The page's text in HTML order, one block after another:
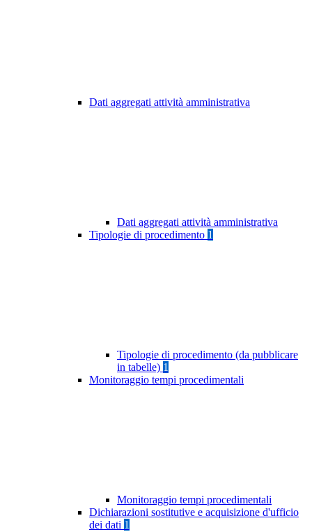
Dati aggregati attività amministrativa
Dati aggregati attività amministrativa
Tipologie di procedimento 1
Tipologie di procedimento (da pubblicare
in tabelle) 1
Monitoraggio tempi procedimentali
Monitoraggio tempi procedimentali
Dichiarazioni sostitutive e acquisizione d'ufficio
dei dati 1